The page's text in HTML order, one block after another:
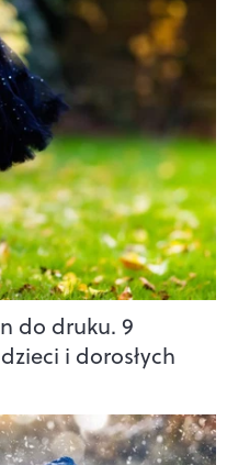
do druku. 9
i dorosłych